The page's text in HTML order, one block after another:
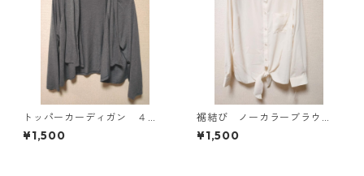
トッパーカーディガン ４
Ｌ グレー KAE-4814
¥1,500
裾結び ノーカラーブラウ
ス ３Ｌ アイボリー KAE-
4813
¥1,500